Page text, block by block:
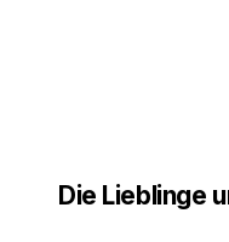
Die Lieblinge